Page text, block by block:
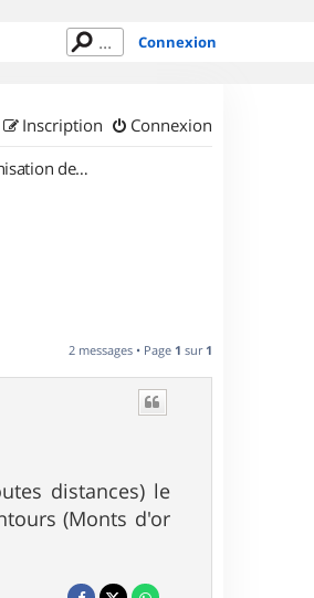
Connexion
Connexion
Inscription
Organisation de sorties en région Rhône Alpes
2 messages • Page 1 sur 1
distances) le
(Monts d'or